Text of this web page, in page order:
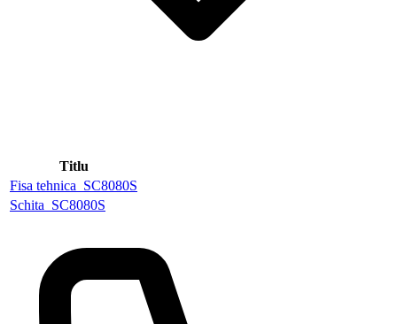
Titlu
Fisa tehnica_SC8080S
Schita_SC8080S